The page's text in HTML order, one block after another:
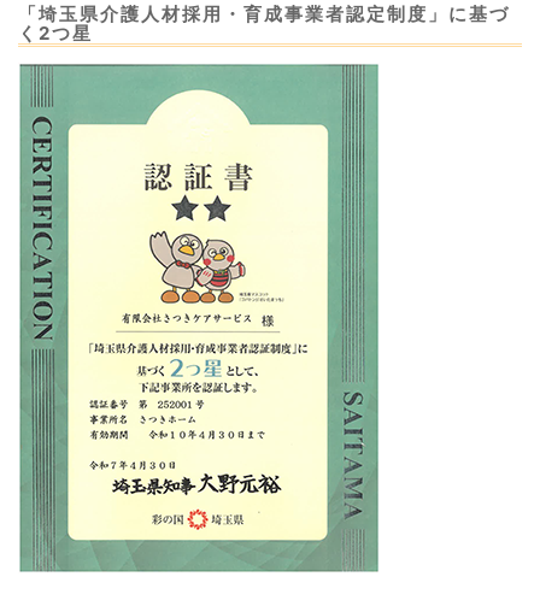
「埼玉県介護人材採用・育成事業者認定制度」に基づ
く2つ星